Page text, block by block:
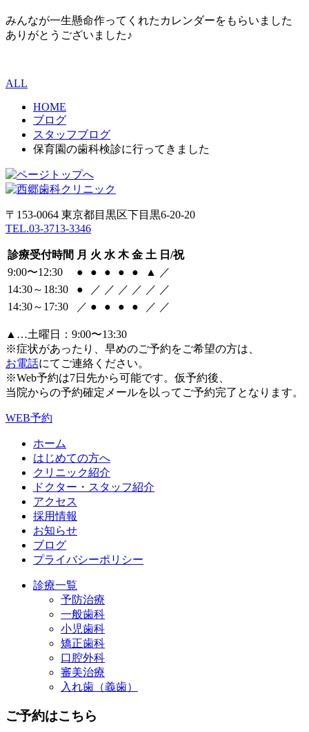
みんなが一生懸命作ってくれたカレンダーをもらいました
ありがとうございました♪
ALL
HOME
ブログ
スタッフブログ
保育園の歯科検診に行ってきました
〒153-0064 東京都目黒区下目黒6-20-20
TEL.03-3713-3346
診療受付時間 月 火 水 木 金 土 日/祝
9:00〜12:30
● ● ● ● ● ▲
／
14:30～18:30
● ／ ／ ／ ／ ／ ／
14:30～17:30
／ ● ● ● ● ／ ／
▲…土曜日：9:00〜13:30
※症状があったり、早めのご予約をご希望の方は、
お電話にてご連絡ください。
※Web予約は7日先から可能です。仮予約後、
当院からの予約確定メールを以ってご予約完了となります。
WEB予約
ホーム
はじめての方へ
クリニック紹介
ドクター・スタッフ紹介
アクセス
採用情報
お知らせ
ブログ
プライバシーポリシー
診療一覧
予防治療
一般歯科
小児歯科
矯正歯科
口腔外科
審美治療
入れ歯（義歯）
ご予約はこちら